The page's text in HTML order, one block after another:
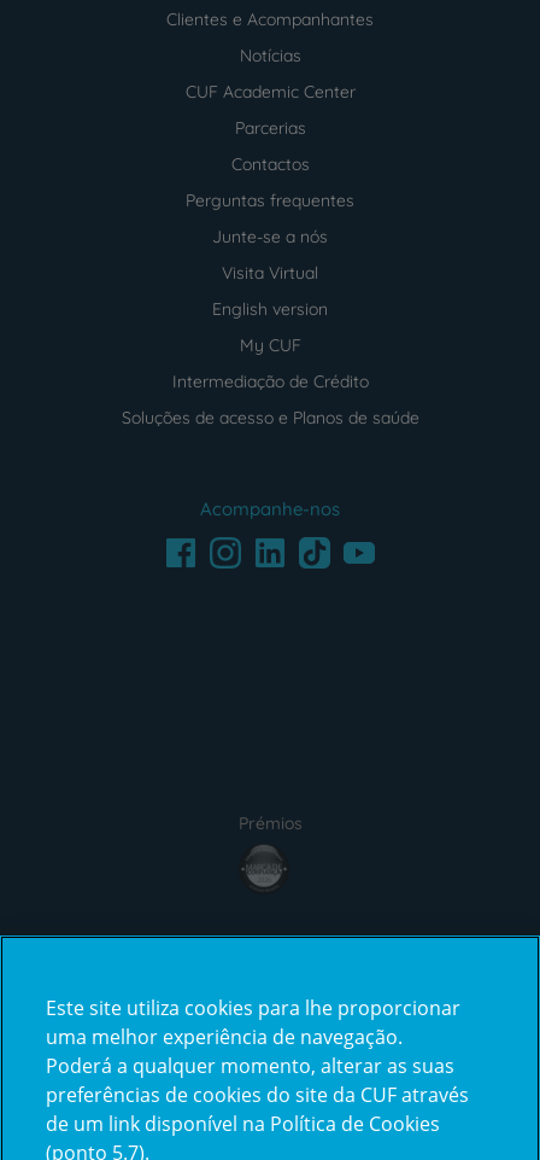
Clientes e Acompanhantes
Notícias
CUF Academic Center
Parcerias
Contactos
Perguntas frequentes
Junte-se a nós
Visita Virtual
English version
My CUF
Intermediação de Crédito
Soluções de acesso e Planos de saúde
Acompanhe-nos
FacebookInstagramLinkedInTikTokYoutube
Prémios
Este site utiliza cookies para lhe proporcionar
uma melhor experiência de navegação.
Poderá a qualquer momento, alterar as suas
preferências de cookies do site da CUF através
de um link disponível na Política de Cookies
(ponto 5.7).